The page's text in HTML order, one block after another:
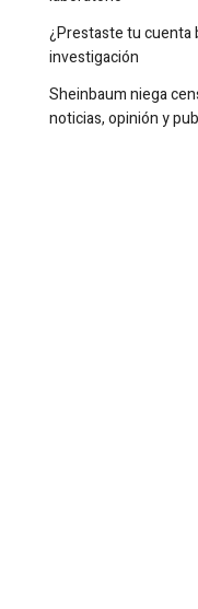
Golpe de $4,462
laboratorio
¿Prestaste tu cuenta
investigación